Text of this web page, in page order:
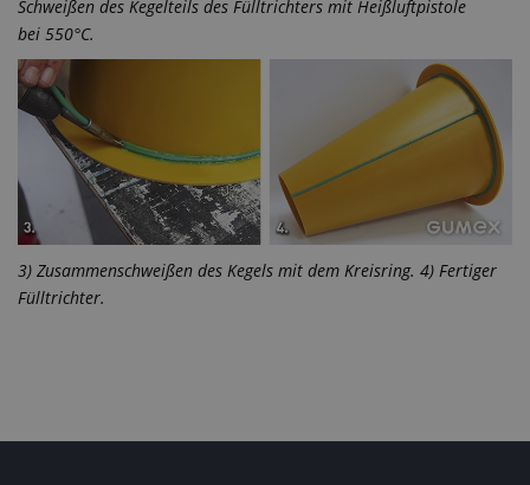
Schweißen des Kegelteils des Fülltrichters mit Heißluftpistole
bei 550°C.
3) Zusammenschweißen des Kegels mit dem Kreisring. 4) Fertiger
Fülltrichter.